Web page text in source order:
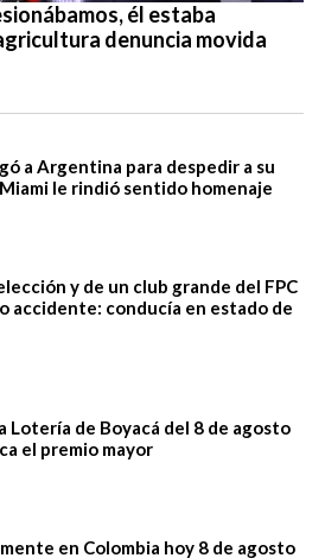
él estaba
denuncia movida
a Argentina para despedir a su
le rindió sentido homenaje
y de un club grande del FPC
accidente: conducía en estado de
Lotería de Boyacá del 8 de agosto
el premio mayor
en Colombia hoy 8 de agosto